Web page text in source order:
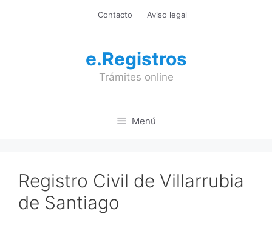
Contacto Aviso legal
e.Registros
Trámites online
Menú
Registro Civil de Villarrubia
de Santiago